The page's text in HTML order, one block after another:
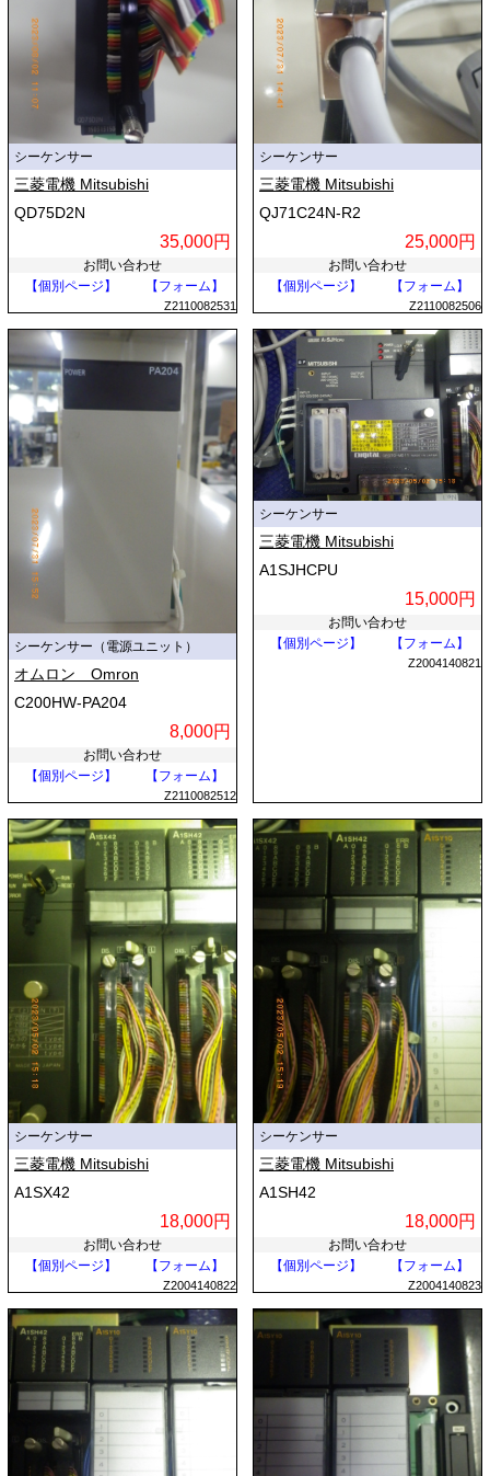
シーケンサー
三菱電機 Mitsubishi
QD75D2N
35,000円
お問い合わせ
【個別ページ】
【フォーム】
Z2110082531
シーケンサー
三菱電機 Mitsubishi
QJ71C24N-R2
25,000円
お問い合わせ
【個別ページ】
【フォーム】
Z2110082506
シーケンサー（電源ユニット）
オムロン Omron
C200HW-PA204
8,000円
お問い合わせ
【個別ページ】
【フォーム】
Z2110082512
シーケンサー
三菱電機 Mitsubishi
A1SJHCPU
15,000円
お問い合わせ
【個別ページ】
【フォーム】
Z2004140821
シーケンサー
三菱電機 Mitsubishi
A1SX42
18,000円
お問い合わせ
【個別ページ】
【フォーム】
Z2004140822
シーケンサー
三菱電機 Mitsubishi
A1SH42
18,000円
お問い合わせ
【個別ページ】
【フォーム】
Z2004140823